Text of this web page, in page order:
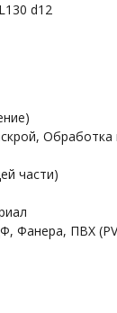
d12
части)
Фанера, ПВХ